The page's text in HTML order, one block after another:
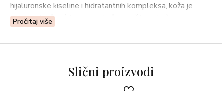
hijaluronske kiseline i hidratantnih kompleksa, koža je
zategnuta, čineći bore i područja opuštene kože manje
vidljivima. Istodobno, vrlo učinkoviti biljni ekstrakti jačaju
vlastitu zaštitnu funkciju kože, pomažući vašoj koži u borbi
njegovanu i ojačanu kožu te opušten i svjež ten.
Upotreba: Ujutro/navečer nakon čišćenja lica nanesite
Pročitaj više
Slični proizvodi